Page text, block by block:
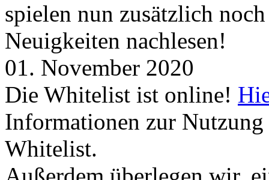
spielen nun zusätzlich
Neuigkeiten nachlesen!
01. November 2020
Die Whitelist ist online!
Informationen zur
Whitelist.